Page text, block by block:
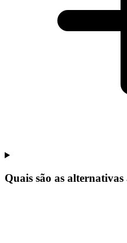
Quais são as